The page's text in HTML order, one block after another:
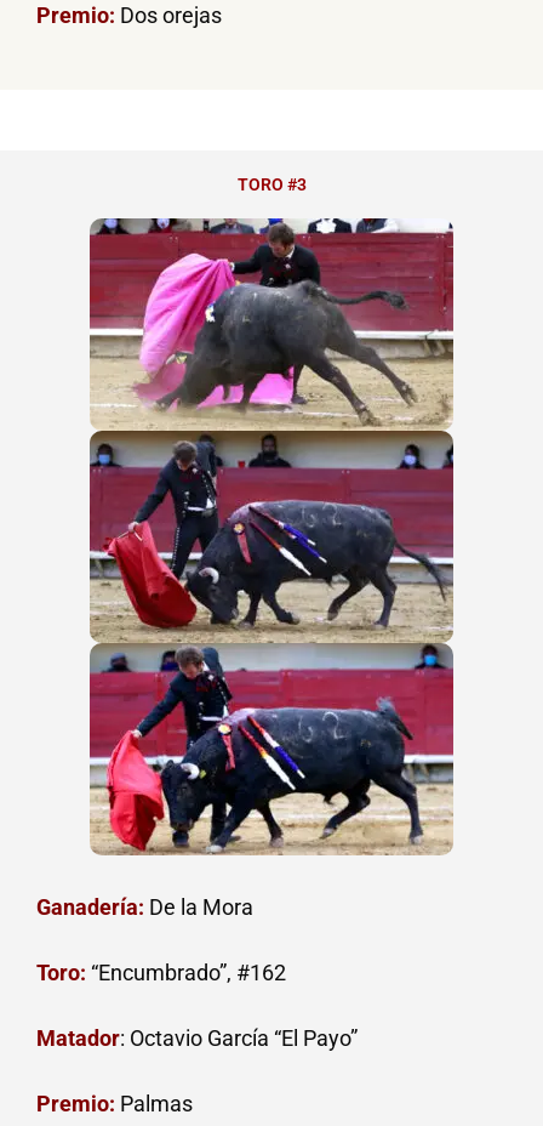
Premio: Dos orejas
TORO #3
Ganadería: De la Mora
Toro: “Encumbrado”, #162
Matador: Octavio García “El Payo”
Premio: Palmas